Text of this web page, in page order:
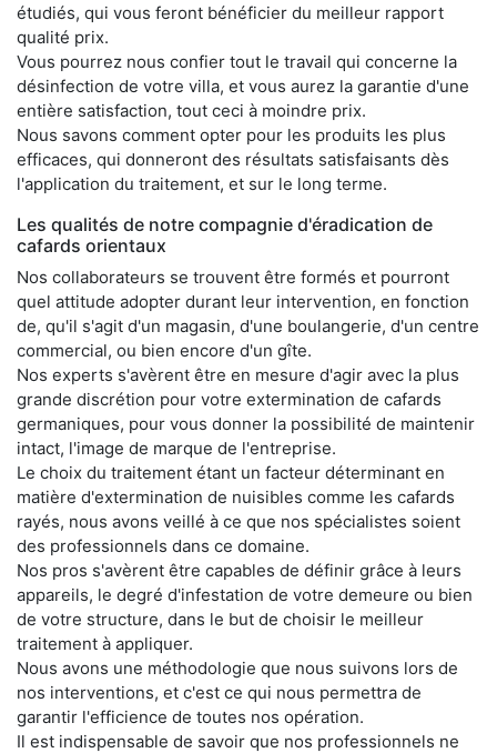
étudiés, qui vous feront bénéficier du meilleur rapport
qualité prix.
Vous pourrez nous confier tout le travail qui concerne la
désinfection de votre villa, et vous aurez la garantie d'une
entière satisfaction, tout ceci à moindre prix.
Nous savons comment opter pour les produits les plus
efficaces, qui donneront des résultats satisfaisants dès
l'application du traitement, et sur le long terme.
Les qualités de notre compagnie d'éradication de
cafards orientaux
Nos collaborateurs se trouvent être formés et pourront
quel attitude adopter durant leur intervention, en fonction
de, qu'il s'agit d'un magasin, d'une boulangerie, d'un centre
commercial, ou bien encore d'un gîte.
Nos experts s'avèrent être en mesure d'agir avec la plus
grande discrétion pour votre extermination de cafards
germaniques, pour vous donner la possibilité de maintenir
intact, l'image de marque de l'entreprise.
Le choix du traitement étant un facteur déterminant en
matière d'extermination de nuisibles comme les cafards
rayés, nous avons veillé à ce que nos spécialistes soient
des professionnels dans ce domaine.
Nos pros s'avèrent être capables de définir grâce à leurs
appareils, le degré d'infestation de votre demeure ou bien
de votre structure, dans le but de choisir le meilleur
traitement à appliquer.
Nous avons une méthodologie que nous suivons lors de
nos interventions, et c'est ce qui nous permettra de
garantir l'efficience de toutes nos opération.
Il est indispensable de savoir que nos professionnels ne